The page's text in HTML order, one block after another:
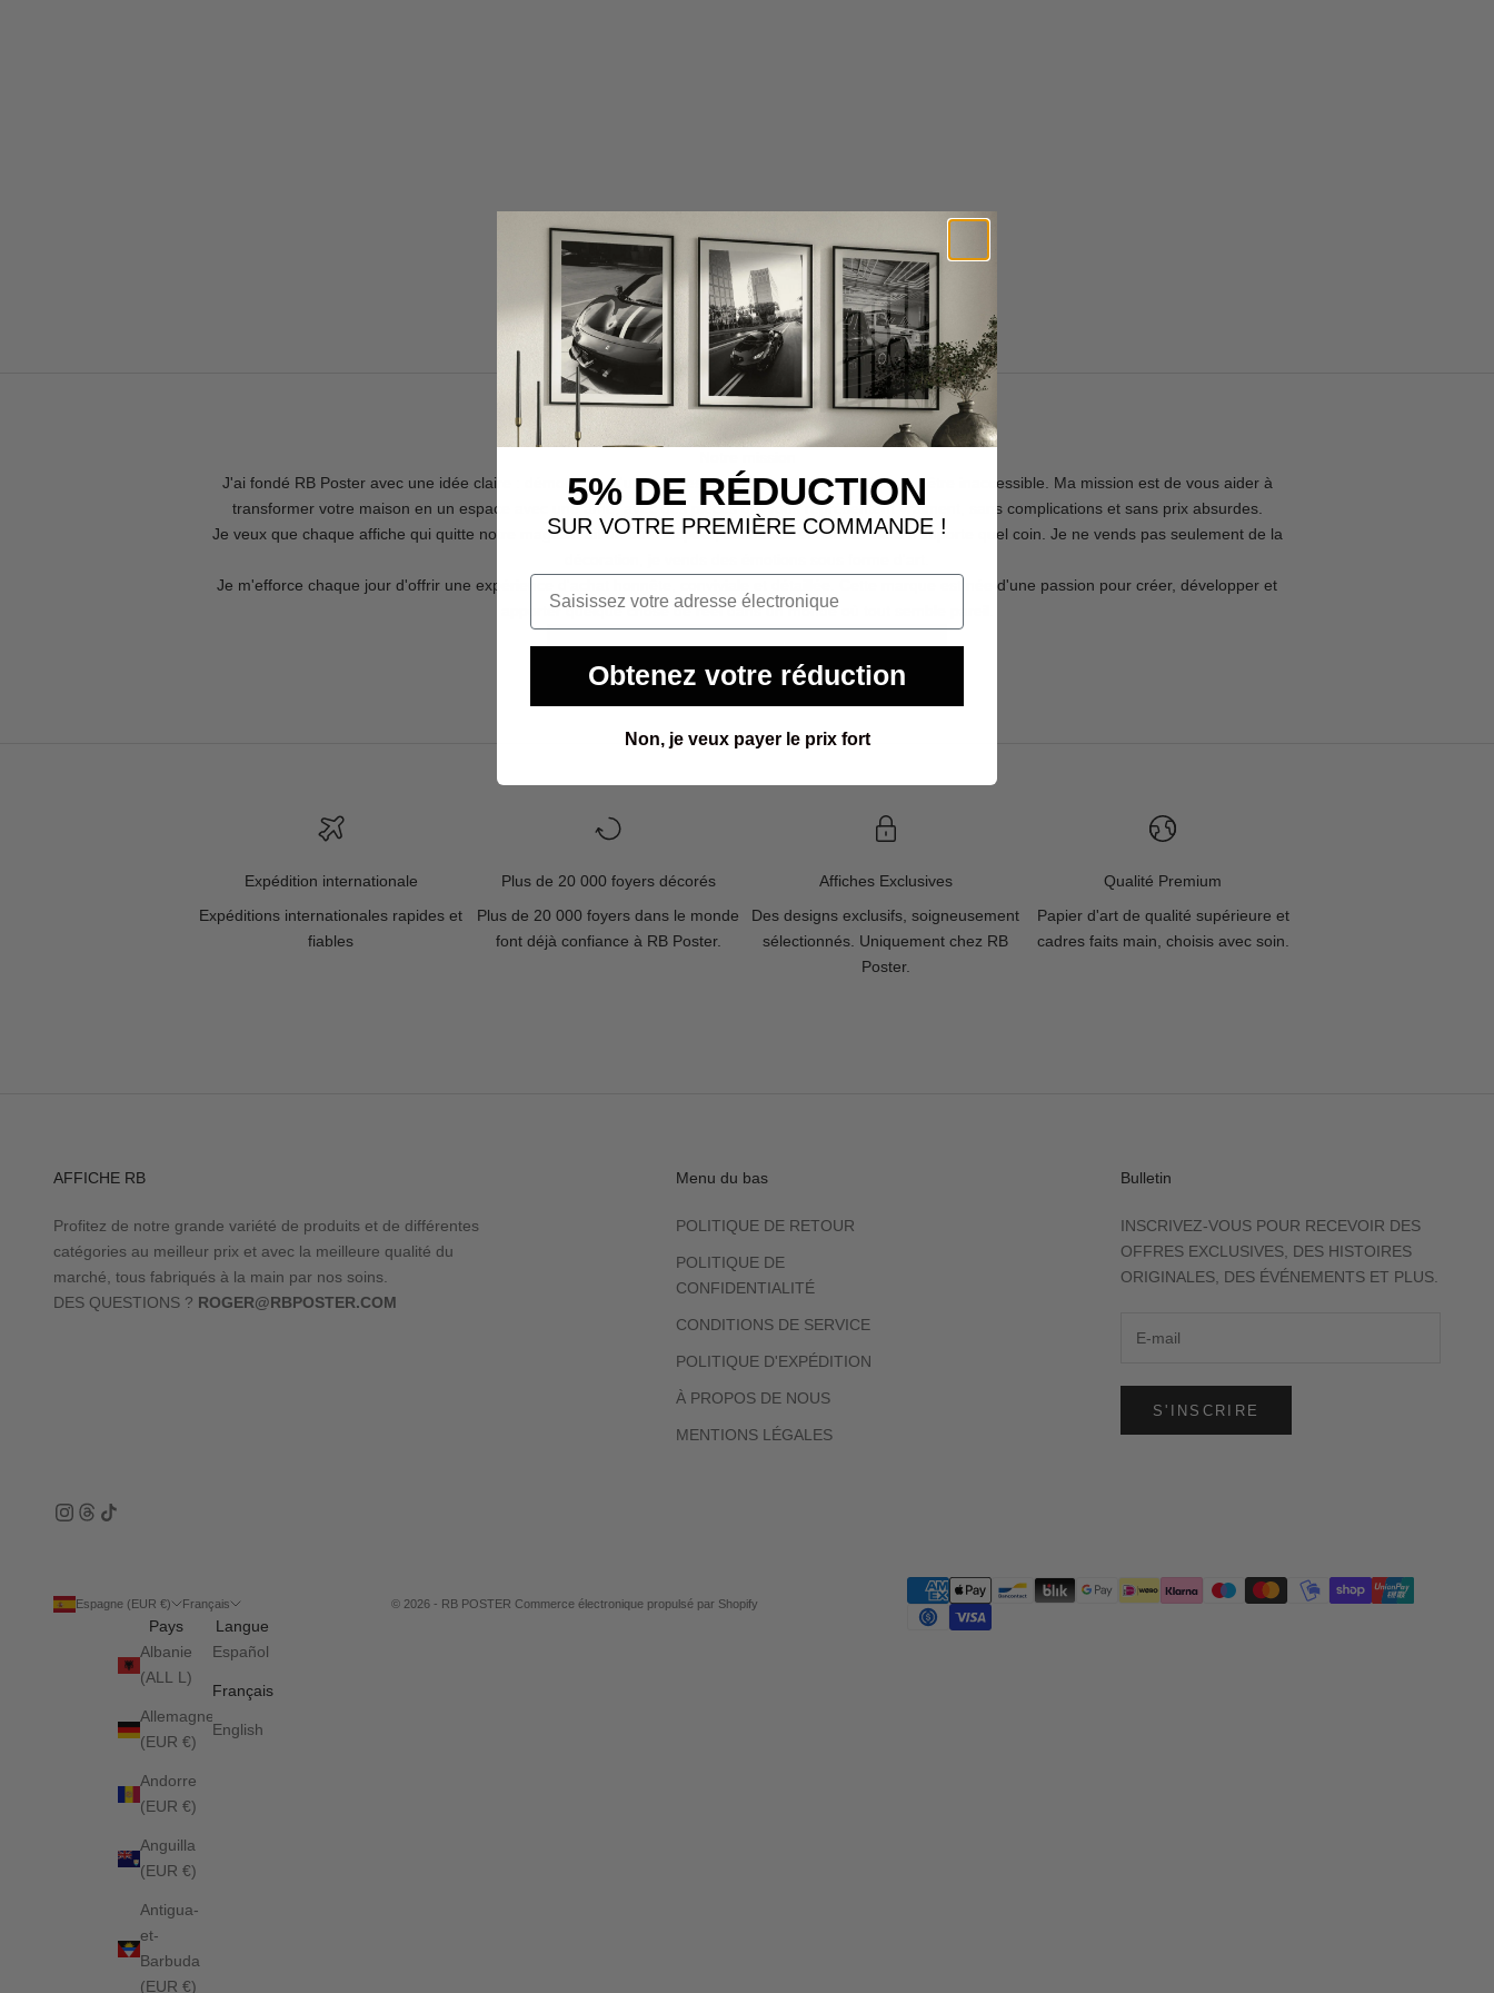
J'ai fondé RB Poster avec une idée claire : démontrer qu'un bon design ne doit pas nécessairement être inaccessible. Ma mission est de vous aider à
transformer votre maison en un espace avec une âme, avec des pièces qui vous représentent vraiment, sans complications et sans prix absurdes.
Je veux que chaque affiche qui quitte notre magasin ait un but : inspirer, connecter et donner vie à n’importe quel coin. Je ne vends pas seulement de la
Je m'efforce chaque jour d'offrir une expérience d'achat honnête, conviviale et détaillée. Cette marque est née d'une passion pour créer, développer et
apporter quelque chose de réel dans un monde où tout semble pareil.
ACHETEZ LES MEILLEURES VENTES
Expédition internationale
Expéditions internationales rapides et
fiables
Plus de 20 000 foyers décorés
Plus de 20 000 foyers dans le monde
font déjà confiance à RB Poster.
Affiches Exclusives
Des designs exclusifs, soigneusement
sélectionnés. Uniquement chez RB
Poster.
Qualité Premium
Papier d'art de qualité supérieure et
cadres faits main, choisis avec soin.
AFFICHE RB
Profitez de notre grande variété de produits et de différentes
catégories au meilleur prix et avec la meilleure qualité du
marché, tous fabriqués à la main par nos soins.
DES QUESTIONS ? ROGER@RBPOSTER.COM
Menu du bas
POLITIQUE DE RETOUR
POLITIQUE DE
CONFIDENTIALITÉ
CONDITIONS DE SERVICE
POLITIQUE D'EXPÉDITION
À PROPOS DE NOUS
MENTIONS LÉGALES
Bulletin
INSCRIVEZ-VOUS POUR RECEVOIR DES
OFFRES EXCLUSIVES, DES HISTOIRES
ORIGINALES, DES ÉVÉNEMENTS ET PLUS.
S'INSCRIRE
Espagne (EUR €)
Pays
Albanie
(ALL L)
Allemagne
(EUR €)
Andorre
(EUR €)
Anguilla
(EUR €)
Antigua-
et-
Barbuda
(EUR €)
Français
Langue
Español
Français
English
© 2026 - RB POSTER Commerce électronique propulsé par Shopify
5% DE RÉDUCTION
SUR VOTRE PREMIÈRE COMMANDE !
Obtenez votre réduction
Non, je veux payer le prix fort